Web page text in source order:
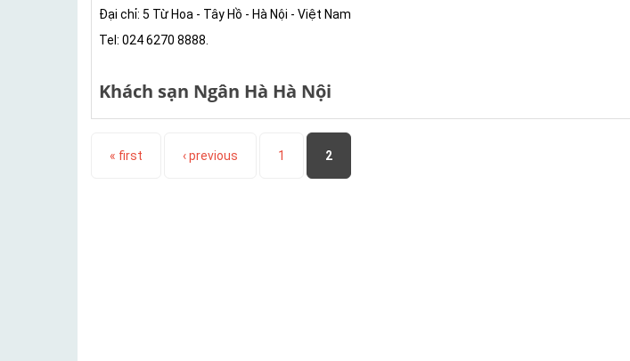
Đại chỉ: 5 Từ Hoa - Tây Hồ - Hà Nội - Việt Nam
Tel: 024 6270 8888.
Khách sạn Ngân Hà Hà Nội
Pages
« first ‹ previous 1 2